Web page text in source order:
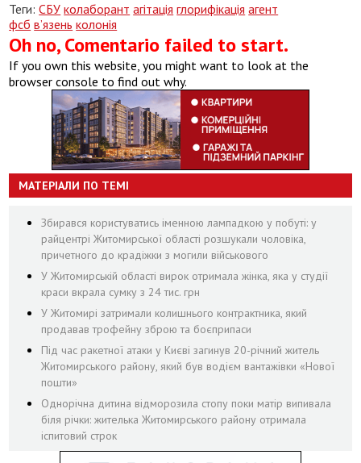
Теги:СБУ колаборант агітація глорифікація агент
фсб в’язень колонія
Oh no, Comentario failed to start.
If you own this website, you might want to look at the
browser console to find out why.
МАТЕРІАЛИ ПО ТЕМІ
Збирався користуватись іменною лампадкою у побуті: у
райцентрі Житомирської області розшукали чоловіка,
причетного до крадіжки з могили військового
У Житомирській області вирок отримала жінка, яка у студії
краси вкрала сумку з 24 тис. грн
У Житомирі затримали колишнього контрактника, який
продавав трофейну зброю та боєприпаси
Під час ракетної атаки у Києві загинув 20-річний житель
Житомирського району, який був водієм вантажівки «Нової
пошти»
Однорічна дитина відморозила стопу поки матір випивала
біля річки: жителька Житомирського району отримала
іспитовий строк